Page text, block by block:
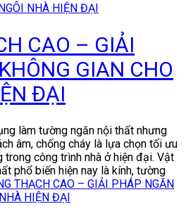
CAO – GIẢI
GIAN CHO
ĐẠI
làm tường ngăn nội thất nhưng
âm, chống cháy là lựa chọn tối ưu
công trình nhà ở hiện đại. Vật
phổ biến hiện nay là kính, tường
THẠCH CAO – GIẢI PHÁP NGĂN
HIỆN ĐẠI